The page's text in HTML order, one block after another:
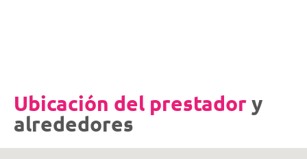
Ubicación del prestadory
alrededores